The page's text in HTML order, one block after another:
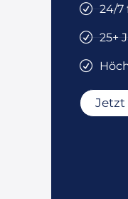
24/7
25+
Jetzt